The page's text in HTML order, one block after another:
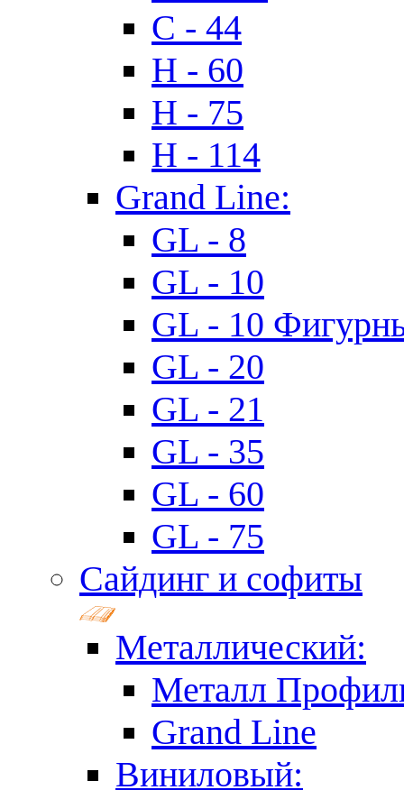
C - 44
H - 60
H - 75
H - 114
Grand Line:
GL - 8
GL - 10
GL - 10
GL - 20
GL - 21
GL - 35
GL - 60
GL - 75
Сайдинг и софиты
Металлический:
Металл
Grand Line
Виниловый: